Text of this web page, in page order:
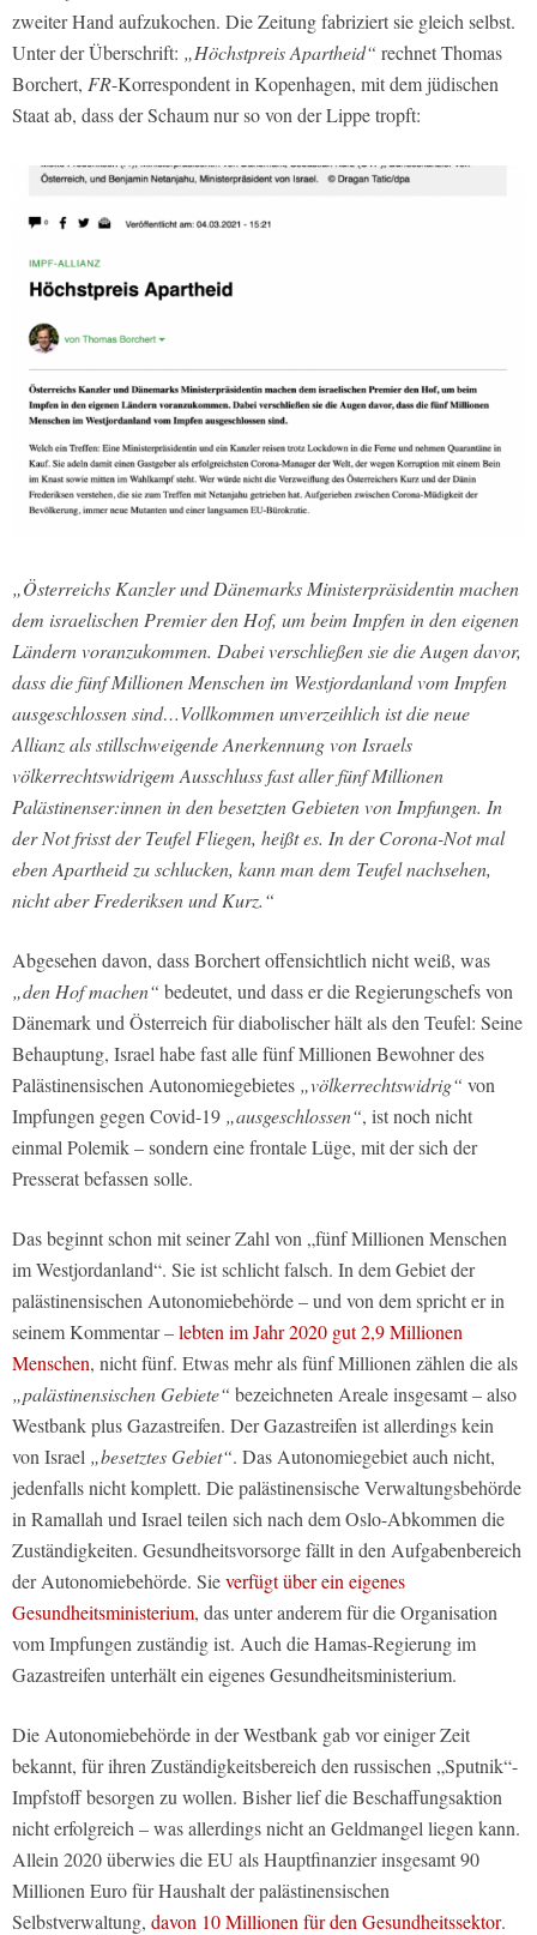
zweiter Hand aufzukochen. Die Zeitung fabriziert sie gleich selbst.
Unter der Überschrift: „Höchstpreis Apartheid“ rechnet Thomas
Borchert, FR-Korrespondent in Kopenhagen, mit dem jüdischen
Staat ab, dass der Schaum nur so von der Lippe tropft:
„Österreichs Kanzler und Dänemarks Ministerpräsidentin machen
dem israelischen Premier den Hof, um beim Impfen in den eigenen
Ländern voranzukommen. Dabei verschließen sie die Augen davor,
dass die fünf Millionen Menschen im Westjordanland vom Impfen
ausgeschlossen sind…Vollkommen unverzeihlich ist die neue
Allianz als stillschweigende Anerkennung von Israels
völkerrechtswidrigem Ausschluss fast aller fünf Millionen
Palästinenser:innen in den besetzten Gebieten von Impfungen. In
der Not frisst der Teufel Fliegen, heißt es. In der Corona-Not mal
eben Apartheid zu schlucken, kann man dem Teufel nachsehen,
nicht aber Frederiksen und Kurz.“
Abgesehen davon, dass Borchert offensichtlich nicht weiß, was
„den Hof machen“ bedeutet, und dass er die Regierungschefs von
Dänemark und Österreich für diabolischer hält als den Teufel: Seine
Behauptung, Israel habe fast alle fünf Millionen Bewohner des
Palästinensischen Autonomiegebietes „völkerrechtswidrig“ von
Impfungen gegen Covid-19 „ausgeschlossen“, ist noch nicht
einmal Polemik – sondern eine frontale Lüge, mit der sich der
Presserat befassen solle.
Das beginnt schon mit seiner Zahl von „fünf Millionen Menschen
im Westjordanland“. Sie ist schlicht falsch. In dem Gebiet der
palästinensischen Autonomiebehörde – und von dem spricht er in
seinem Kommentar –lebten im Jahr 2020 gut 2,9 Millionen
Menschen, nicht fünf. Etwas mehr als fünf Millionen zählen die als
„palästinensischen Gebiete“ bezeichneten Areale insgesamt – also
Westbank plus Gazastreifen. Der Gazastreifen ist allerdings kein
von Israel „besetztes Gebiet“. Das Autonomiegebiet auch nicht,
jedenfalls nicht komplett. Die palästinensische Verwaltungsbehörde
in Ramallah und Israel teilen sich nach dem Oslo-Abkommen die
Zuständigkeiten. Gesundheitsvorsorge fällt in den Aufgabenbereich
der Autonomiebehörde. Sieverfügt über ein eigenes
Gesundheitsministerium, das unter anderem für die Organisation
vom Impfungen zuständig ist. Auch die Hamas-Regierung im
Gazastreifen unterhält ein eigenes Gesundheitsministerium.
Die Autonomiebehörde in der Westbank gab vor einiger Zeit
bekannt, für ihren Zuständigkeitsbereich den russischen „Sputnik“-
Impfstoff besorgen zu wollen. Bisher lief die Beschaffungsaktion
nicht erfolgreich – was allerdings nicht an Geldmangel liegen kann.
Allein 2020 überwies die EU als Hauptfinanzier insgesamt 90
Millionen Euro für Haushalt der palästinensischen
Selbstverwaltung, davon 10 Millionen für den Gesundheitssektor.